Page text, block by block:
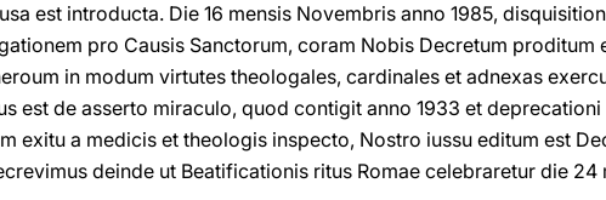
est introducta. Die 16 mensis Novembris anno 1985,
pro Causis Sanctorum, coram Nobis Decretum proditum
in modum virtutes theologales, cardinales et adnexas
est de asserto miraculo, quod contigit anno 1933 et
exitu a medicis et theologis inspecto, Nostro iussu editum est
deinde ut Beatificationis ritus Romae celebraretur die